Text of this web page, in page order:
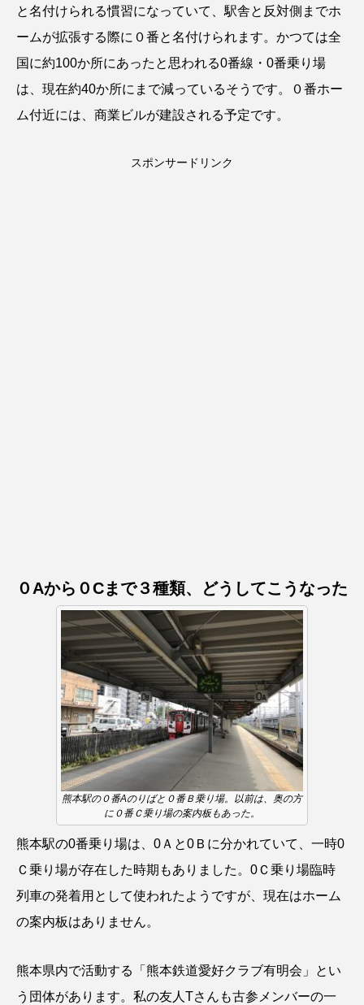
と名付けられる慣習になっていて、駅舎と反対側までホ
ームが拡張する際に０番と名付けられます。かつては全
国に約100か所にあったと思われる0番線・0番乗り場
は、現在約40か所にまで減っているそうです。０番ホー
ム付近には、商業ビルが建設される予定です。
スポンサードリンク
０Aから０Cまで３種類、どうしてこうなった
熊本駅の０番Aのりばと０番Ｂ乗り場。以前は、奥の方
に０番Ｃ乗り場の案内板もあった。
熊本駅の0番乗り場は、0Ａと0Ｂに分かれていて、一時0
Ｃ乗り場が存在した時期もありました。0Ｃ乗り場臨時
列車の発着用として使われたようですが、現在はホーム
の案内板はありません。
熊本県内で活動する「熊本鉄道愛好クラブ有明会」とい
う団体があります。私の友人Tさんも古参メンバーの一